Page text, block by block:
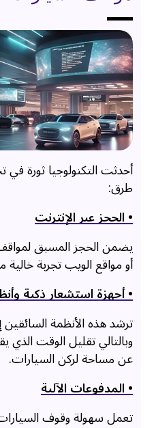
أحدثت التكنولوجيا ثورة
طرق:
• الحجز عبر الإنترنت
يضمن الحجز المسبق
أو مواقع الويب تجربة
• أجهزة استشعار ذكية
ترشد هذه الأنظمة السائقين
وبالتالي تقليل الوقت
عن مساحة لركن السيارات.
• المدفوعات الآلية
تعمل سهولة وقوف